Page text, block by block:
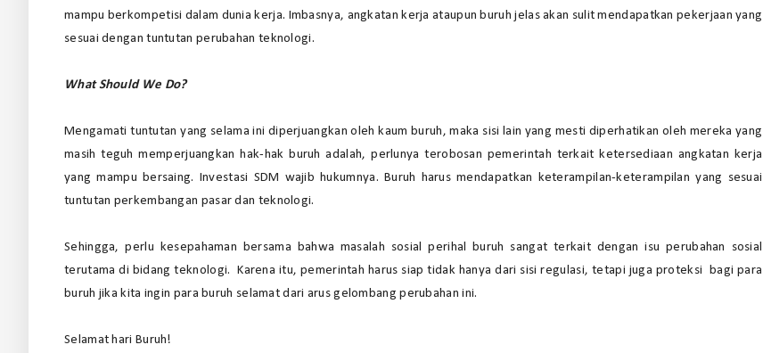
mampu berkompetisi dalam dunia kerja. Imbasnya, angkatan kerja ataupun buruh jelas akan sulit mendapatkan pekerjaan yang
sesuai dengan tuntutan perubahan teknologi.
What Should We Do?
Mengamati tuntutan yang selama ini diperjuangkan oleh kaum buruh, maka sisi lain yang mesti diperhatikan oleh mereka yang
masih teguh memperjuangkan hak-hak buruh adalah, perlunya terobosan pemerintah terkait ketersediaan angkatan kerja
yang mampu bersaing. Investasi SDM wajib hukumnya. Buruh harus mendapatkan keterampilan-keterampilan yang sesuai
tuntutan perkembangan pasar dan teknologi.
Sehingga, perlu kesepahaman bersama bahwa masalah sosial perihal buruh sangat terkait dengan isu perubahan sosial
terutama di bidang teknologi. Karena itu, pemerintah harus siap tidak hanya dari sisi regulasi, tetapi juga proteksi bagi para
buruh jika kita ingin para buruh selamat dari arus gelombang perubahan ini.
Selamat hari Buruh!